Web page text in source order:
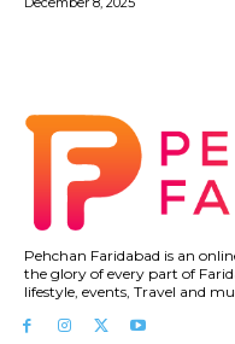
Pehchan Faridabad is an
the glory of every part of
lifestyle, events, Travel and